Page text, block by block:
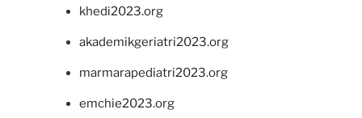
khedi2023.org
akademikgeriatri2023.org
marmarapediatri2023.org
emchie2023.org